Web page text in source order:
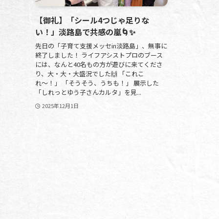
【御礼】「シール4つじゃ足りな
い！」淡路島で共感の嵐🌀✨
先日の「子育て支援メッセin淡路島」、無事に
終了しました！ ライフアシストプロのブース
には、なんと40名もの方が遊びに来てくださ
り、大・大・大盛況でした🙌 「これこ
れ〜！」 「そうそう、うちも！」 展示した
「しれっとゆう子さんカルタ」を見...
2025年12月1日